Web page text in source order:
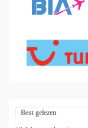
Best gelezen